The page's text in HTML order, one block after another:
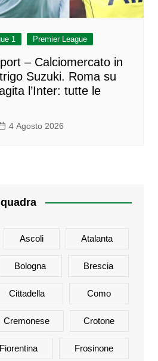
1 Premier League
– Calciomercato in
Suzuki. Roma su
l’Inter: tutte le
4 Agosto 2026
Ascoli Atalanta
Bologna Brescia
Cittadella Como
Cremonese Crotone
Fiorentina Frosinone